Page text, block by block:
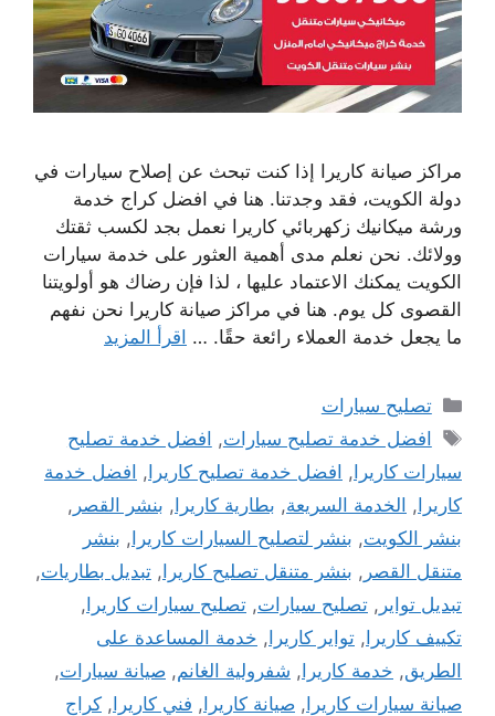
مراكز صيانة كاريرا إذا كنت تبحث عن إصلاح سيارات في
دولة الكويت، فقد وجدتنا. هنا في افضل كراج خدمة
ورشة ميكانيك زكهربائي كاريرا نعمل بجد لكسب ثقتك
وولائك. نحن نعلم مدى أهمية العثور على خدمة سيارات
الكويت يمكنك الاعتماد عليها ، لذا فإن رضاك ​​هو أولويتنا
القصوى كل يوم. هنا في مراكز صيانة كاريرا نحن نفهم
ما يجعل خدمة العملاء رائعة حقًا. … اقرأ المزيد
التصنيفات
تصليح سيارات
الوسوم
افضل خدمة تصليح سيارات, افضل خدمة تصليح
سيارات كاريرا, افضل خدمة تصليح كاريرا, افضل خدمة
كاريرا, الخدمة السريعة, بطارية كاريرا, بنشر القصر ,
بنشر الكويت, بنشر لتصليح السيارات كاريرا, بنشر
متنقل القصر , بنشر متنقل تصليح كاريرا, تبديل بطاريات,
تبديل تواير , تصليح سيارات, تصليح سيارات كاريرا,
تكييف كاريرا, تواير كاريرا, خدمة المساعدة على
الطريق, خدمة كاريرا, شفرولية الغانم, صيانة سيارات,
صيانة سيارات كاريرا, صيانة كاريرا, فني كاريرا, كراج